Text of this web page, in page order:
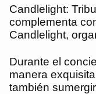
Candlelight:
complementa
Candlelight,
Durante el
manera
también